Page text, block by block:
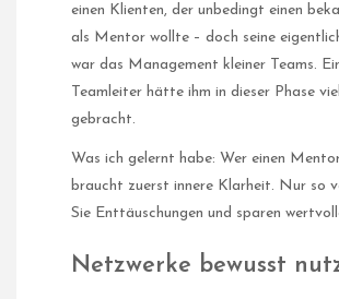
einen Klienten, der unbedingt einen
als Mentor wollte – doch seine
war das Management kleiner Teams.
Teamleiter hätte ihm in dieser Phase
gebracht.
Was ich gelernt habe: Wer einen
braucht zuerst innere Klarheit. Nur so
Sie Enttäuschungen und sparen
Netzwerke bewusst